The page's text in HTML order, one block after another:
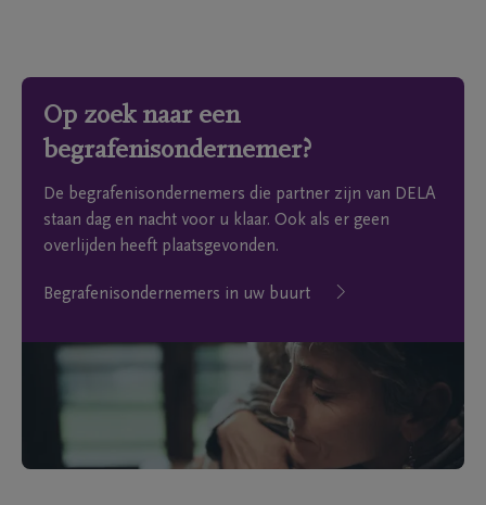
Op zoek naar een
begrafenisondernemer?
De begrafenisondernemers die partner zijn van DELA
staan dag en nacht voor u klaar. Ook als er geen
overlijden heeft plaatsgevonden.
Begrafenisondernemers in uw buurt